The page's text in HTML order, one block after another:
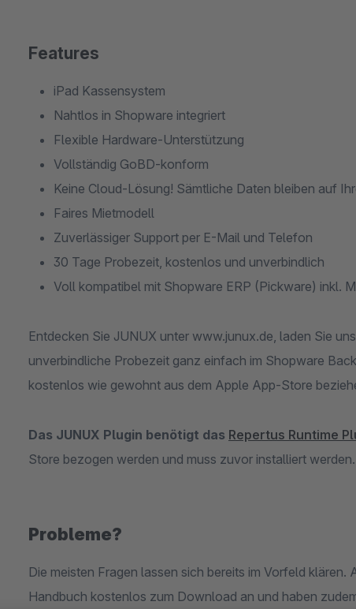
Features
iPad Kassensystem
Nahtlos in Shopware integriert
Flexible Hardware-Unterstützung
Vollständig GoBD-konform
Keine Cloud-Lösung! Sämtliche Daten bleiben auf
Faires Mietmodell
Zuverlässiger Support per E-Mail und Telefon
30 Tage Probezeit, kostenlos und unverbindlich
Voll kompatibel mit Shopware ERP (Pickware) inkl.
Entdecken Sie JUNUX unter www.junux.de, laden Sie
unverbindliche Probezeit ganz einfach im Shopware
kostenlos wie gewohnt aus dem Apple App-Store
Das JUNUX Plugin benötigt das Repertus Runtime
Store bezogen werden und muss zuvor installiert werden.
Probleme?
Die meisten Fragen lassen sich bereits im Vorfeld klären.
Handbuch kostenlos zum Download an und haben